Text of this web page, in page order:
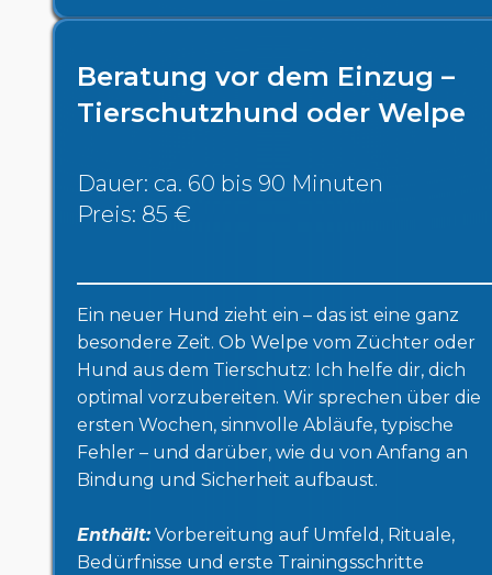
Beratung vor dem Einzug –
Tierschutzhund oder Welpe
Dauer: ca. 60 bis 90 Minuten
Preis: 85 €
Ein neuer Hund zieht ein – das ist eine ganz
besondere Zeit. Ob Welpe vom Züchter oder
Hund aus dem Tierschutz: Ich helfe dir, dich
optimal vorzubereiten. Wir sprechen über die
ersten Wochen, sinnvolle Abläufe, typische
Fehler – und darüber, wie du von Anfang an
Bindung und Sicherheit aufbaust.
Enthält:Vorbereitung auf Umfeld, Rituale,
Bedürfnisse und erste Trainingsschritte